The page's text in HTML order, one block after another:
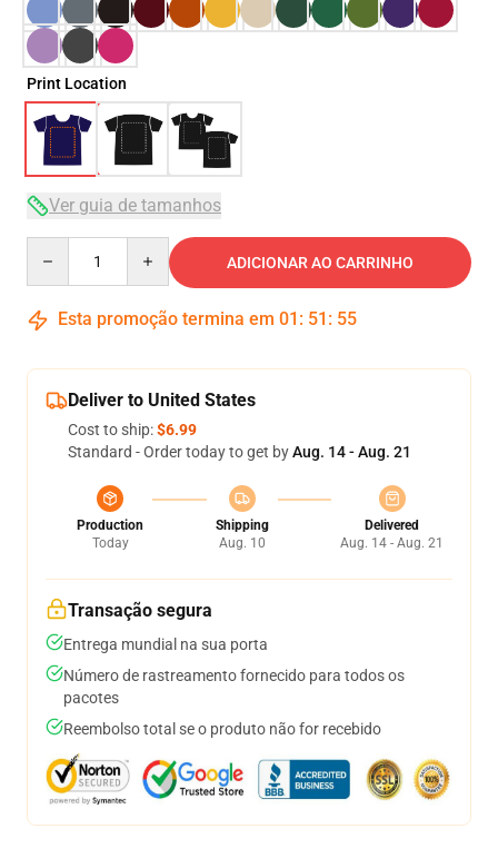
Print Location
Ver guia de tamanhos
ADICIONAR AO CARRINHO
Esta promoção termina em 01 : 51 : 54
Deliver to United States
Cost to ship:$6.99
Standard - Order today to get byAug. 14 - Aug. 21
Production
Today
Shipping
Aug. 10
Delivered
Aug. 14 - Aug. 21
Transação segura
Entrega mundial na sua porta
Número de rastreamento fornecido para todos os
pacotes
Reembolso total se o produto não for recebido